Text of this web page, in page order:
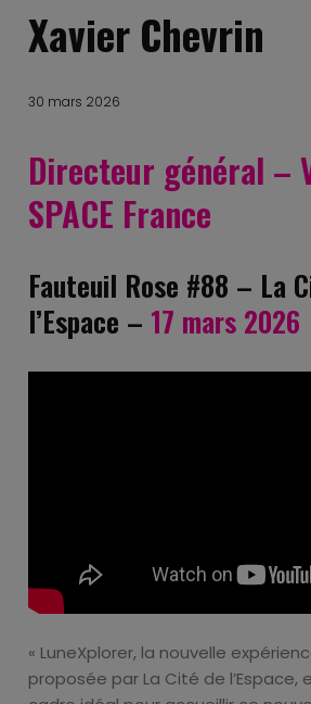
Xavier Chevrin
30 mars 2026
Directeur général –
SPACE France
Fauteuil Rose #88 – La
l’Espace – 17 mars 2026
« LuneXplorer, la nouvelle
proposée par La Cité de l’Espace,